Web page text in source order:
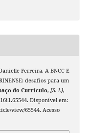
Ferreira. A BNCC E
desafios para um
do Currículo, [S. l.],
Disponível em:
view/65544. Acesso